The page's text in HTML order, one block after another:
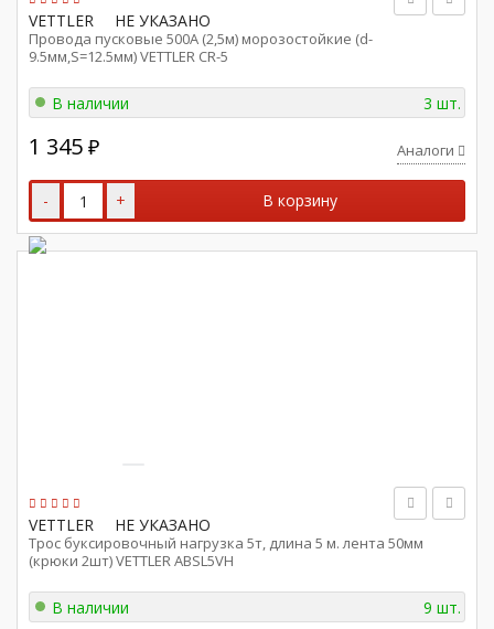
VETTLER НЕ УКАЗАНО
Провода пусковые 500А (2,5м) морозостойкие (d-
9.5мм,S=12.5мм) VETTLER CR-5
В наличии 3 шт.
1 345 ₽ Аналоги
- + В корзину
VETTLER НЕ УКАЗАНО
Трос буксировочный нагрузка 5т, длина 5 м. лента 50мм
(крюки 2шт) VETTLER ABSL5VH
В наличии 9 шт.